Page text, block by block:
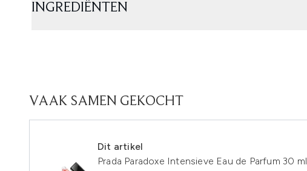
INGREDIËNTEN
VAAK SAMEN GEKOCHT
Dit artikel
Prada Paradoxe Intensieve Eau de Parfum 30 ml